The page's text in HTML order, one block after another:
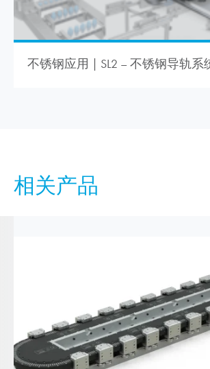
不锈钢应用 | SL2 – 不锈钢导轨系
相关产品